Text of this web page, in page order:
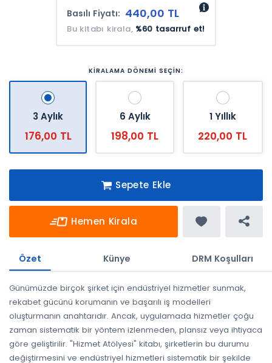
Basılı Fiyatı: 440,00 TL
Bu kitabı kirala, %60 tasarruf et!
KİRALAMA DÖNEMİ SEÇİN:
3 Aylık
176,00 TL
6 Aylık
198,00 TL
1 Yıllık
220,00 TL
Sepete Ekle
Hemen Kirala
Özet Künye DRM Koşulları
Günümüzde birçok şirket için endüstriyel hizmetler sunmak,
rekabet gücünü korumanın ve başarılı iş modelleri
oluşturmanın anahtarıdır. Ancak, uygulamada hizmetler çoğu
zaman sistematik bir yöntem izlenmeden, plansız veya ihtiyaca
göre geliştirilir. "Hizmet Atölyesi" kitabı, şirketlerin bu durumu
değiştirmesini ve endüstriyel hizmetleri sistematik bir şekilde